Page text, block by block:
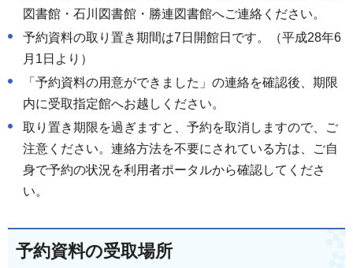
図書館・石川図書館・勝連図書館へご連絡ください。
予約資料の取り置き期間は7日開館日です。（平成28年6
月1日より）
「予約資料の用意ができました」の連絡を確認後、期限
内に受取指定館へお越しください。
取り置き期限を過ぎますと、予約を取消しますので、ご
注意ください。連絡方法を不要にされている方は、ご自
身で予約の状況を利用者ポータルから確認してくださ
い。
予約資料の受取場所